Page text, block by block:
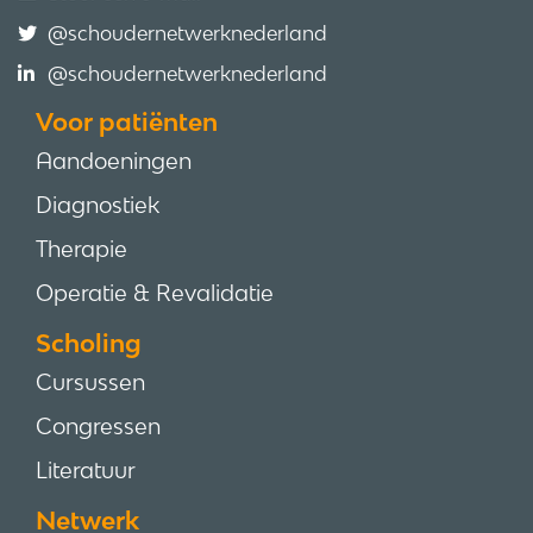
@schoudernetwerknederland
@schoudernetwerknederland
Voor patiënten
Aandoeningen
Diagnostiek
Therapie
Operatie & Revalidatie
Scholing
Cursussen
Congressen
Literatuur
Netwerk